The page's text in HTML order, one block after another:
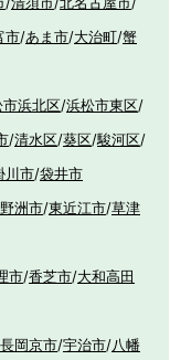
市/あま市/大治町/蟹
市浜北区/浜松市東区/
/清水区/葵区/駿河区/
川市/袋井市
野洲市/東近江市/草津
市/香芝市/大和高田
長岡京市/宇治市/八幡